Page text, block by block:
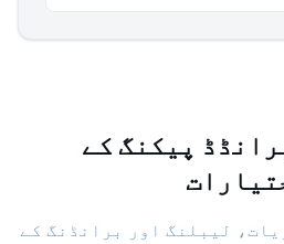
پیکنگ کے
لیبلنگ اور برانڈنگ کے